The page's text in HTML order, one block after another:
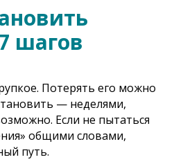
шагов
Потерять его можно
— неделями,
Если не пытаться
общими словами,
путь.